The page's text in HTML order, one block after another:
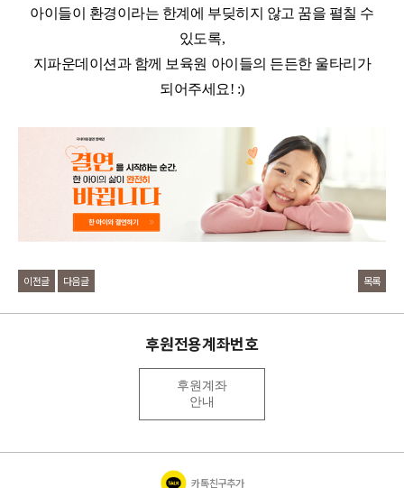
아이들이 환경이라는 한계에 부딪히지 않고 꿈을 펼칠 수
있도록,
지파운데이션과 함께 보육원 아이들의 든든한 울타리가
되어주세요! :)
이전글 다음글 목록
후원전용계좌번호
후원계좌
안내
카톡친구추가